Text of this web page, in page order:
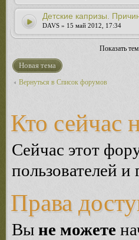
Детские капризы.
DAVS » 15 май 2012, 17:34
Показать
Новая тема
Вернуться в Список форумов
Кто сейчас
Сейчас этот
пользователей и
Права
Вы не можете